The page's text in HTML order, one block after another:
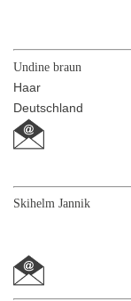
Undine braun
Haar
Deutschland
Skihelm Jannik